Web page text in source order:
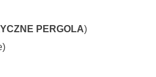
PERGOLA)